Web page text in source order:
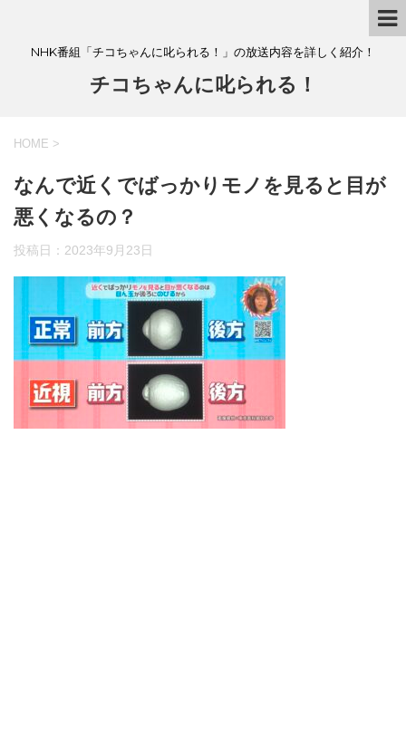
NHK番組「チコちゃんに叱られる！」の放送内容を詳しく紹介！
チコちゃんに叱られる！
HOME >
なんで近くでばっかりモノを見ると目が
悪くなるの？
投稿日： 2023年9月23日